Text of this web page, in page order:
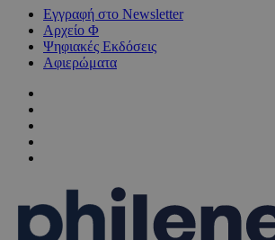
Εγγραφή στο Newsletter
Αρχείο Φ
Ψηφιακές Εκδόσεις
Αφιερώματα